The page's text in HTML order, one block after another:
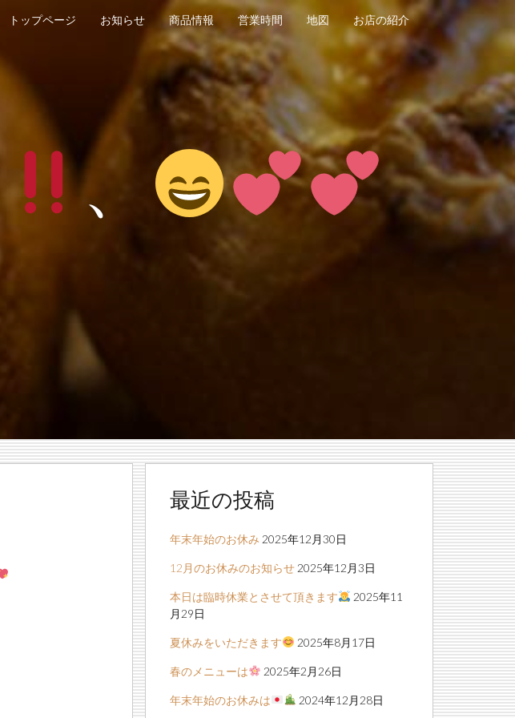
トップページ お知らせ 商品情報 営業時間 地図 お店の紹介
、
最近の投稿
年末年始のお休み 2025年12月30日
12月のお休みのお知らせ 2025年12月3日
本日は臨時休業とさせて頂きます
2025年11
月29日
夏休みをいただきます 2025年8月17日
春のメニューは 2025年2月26日
年末年始のお休みは 2024年12月28日